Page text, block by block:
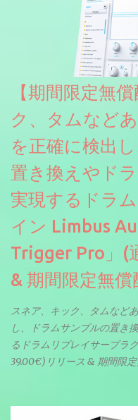
グラムされているプリセッ
とももちろんできます。 ほ
度サンプリングしてベロシ
ELYSIONは違います。ビン
複数のベロシティレイヤー
することで、弱く演奏した
る音色が得られます。単に
せん。
【期間限定無
ク、タムなど
を正確に検出
置き換えやド
実現するドラ
イン Limbus
Trigger Pro」(
& 期間限定無償
スネア、キック、タムなど
し、ドラムサンプルの置き
るドラムリプレイサープラ
39.00€)リリース & 期間限定